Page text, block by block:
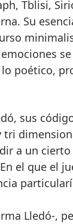
Tblisi,
Su
poético,
sus
tri
a un
el que el
Lledó-,